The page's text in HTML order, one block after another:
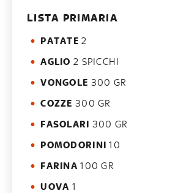
LISTA PRIMARIA
PATATE 2
AGLIO 2 SPICCHI
VONGOLE 300 GR
COZZE 300 GR
FASOLARI 300 GR
POMODORINI 10
FARINA 100 GR
UOVA 1